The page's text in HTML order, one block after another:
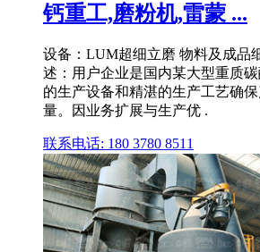
钙重工,磨粉机,雷蒙 ...
设备：LUM超细立磨 物料及成品
述：用户企业是国内某大型重质
的生产设备和精湛的生产工艺确
量。因业务扩展与生产优 .
联系电话: 180 3780 8511